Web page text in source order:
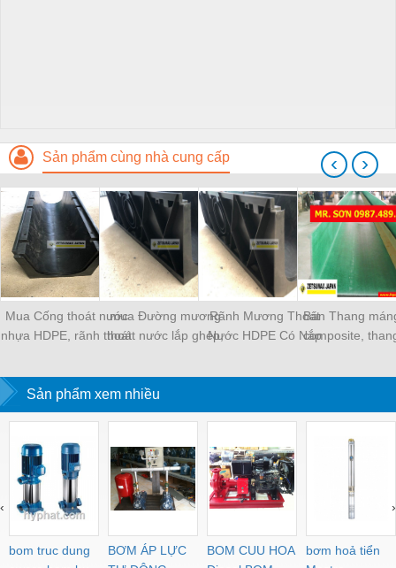
Sản phẩm cùng nhà cung cấp
Mua Cống thoát nước
nhựa HDPE, rãnh thoát
rãnh mương - Mới
100%
mua Đường mương
thoát nước lắp ghép,
kênh thoát nước - Mới
100%
Rãnh Mương Thoát
Nước HDPE Có Nắp
Bán Thang
composite,
nhựa.
‹ ›
Sản phẩm xem nhiều
bom truc dung
BƠM ÁP LỰC
BOM CUU HOA
bơm hoả tiển
‹ ›